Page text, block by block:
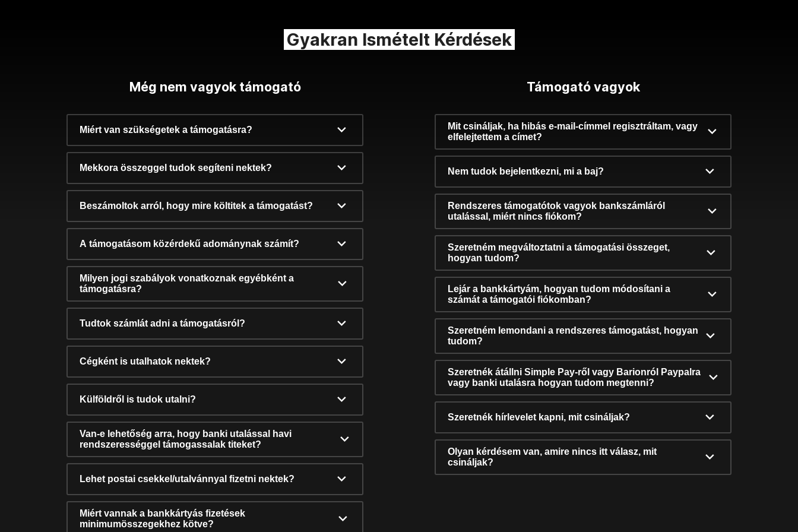
Gyakran Ismételt Kérdések
Még nem vagyok támogató
Miért van szükségetek a támogatásra?
Mekkora összeggel tudok segíteni nektek?
Beszámoltok arról, hogy mire költitek a támogatást?
A támogatásom közérdekű adománynak számít?
Milyen jogi szabályok vonatkoznak egyébként a
támogatásra?
Tudtok számlát adni a támogatásról?
Cégként is utalhatok nektek?
Külföldről is tudok utalni?
Van-e lehetőség arra, hogy banki utalással havi
rendszerességgel támogassalak titeket?
Lehet postai csekkel/utalvánnyal fizetni nektek?
Miért vannak a bankkártyás fizetések
minimumösszegekhez kötve?
Támogató vagyok
Mit csináljak, ha hibás e-mail-címmel regisztráltam, vagy
elfelejtettem a címet?
Nem tudok bejelentkezni, mi a baj?
Rendszeres támogatótok vagyok bankszámláról
utalással, miért nincs fiókom?
Szeretném megváltoztatni a támogatási összeget,
hogyan tudom?
Lejár a bankkártyám, hogyan tudom módosítani a
számát a támogatói fiókomban?
Szeretném lemondani a rendszeres támogatást, hogyan
tudom?
Szeretnék átállni Simple Pay-ről vagy Barionról Paypalra
vagy banki utalásra hogyan tudom megtenni?
Szeretnék hírlevelet kapni, mit csináljak?
Olyan kérdésem van, amire nincs itt válasz, mit
csináljak?